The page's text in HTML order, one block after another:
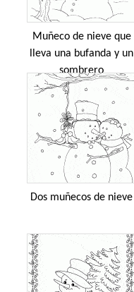
Muñeco de nieve que
lleva una bufanda y un
sombrero
Dos muñecos de nieve